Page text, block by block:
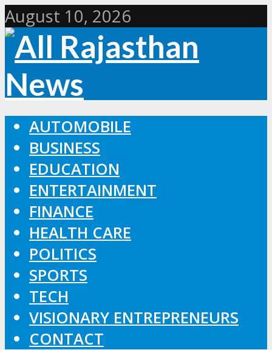
August 10, 2026
AUTOMOBILE
BUSINESS
EDUCATION
ENTERTAINMENT
FINANCE
HEALTH CARE
POLITICS
SPORTS
TECH
VISIONARY ENTREPRENEURS
CONTACT